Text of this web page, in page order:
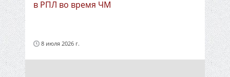
в РПЛ во время ЧМ
8 июля 2026 г.